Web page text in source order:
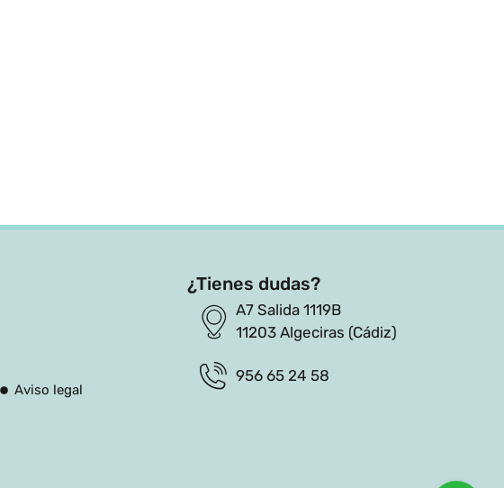
Aviso legal
¿Tienes dudas?
A7 Salida 1119B
11203 Algeciras (Cádiz)
956 65 24 58